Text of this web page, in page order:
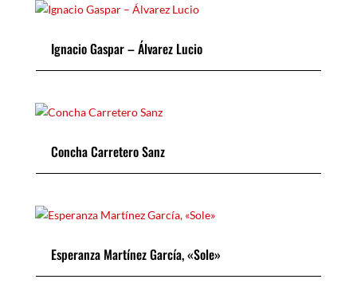
Ignacio Gaspar – Álvarez Lucio
Concha Carretero Sanz
Esperanza Martínez García, «Sole»